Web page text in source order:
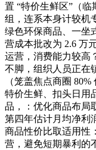
置 “特价生鲜区”（
组，连系本身计较机
绿色环保商品、一坐
营成本批改为 2.6 万
运营，消费能力较高
不脚，组织人员正在
（笼盖焦点商圈
特价生鲜、扣头日用
品，：优化商品布局
第四年估计月均净利
商品性价比取适用性
营，避免短期暴利的